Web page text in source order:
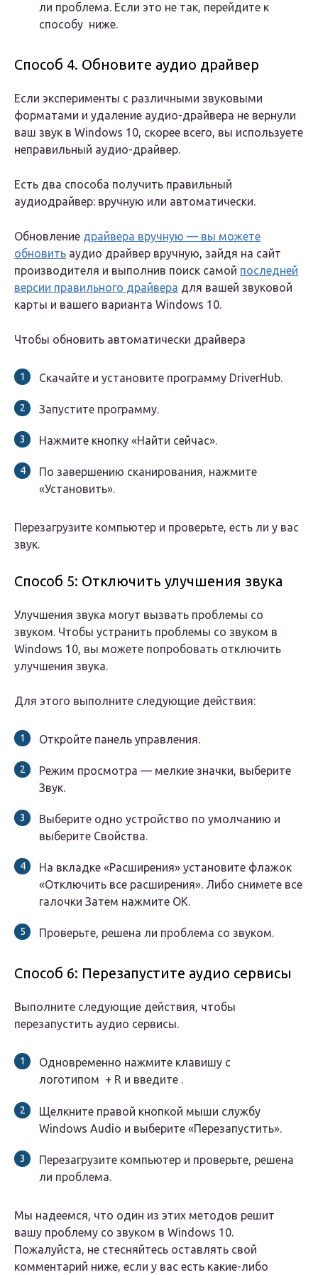
ли проблема. Если это не так, перейдите к
способу ниже.
Способ 4. Обновите аудио драйвер
Если эксперименты с различными звуковыми
форматами и удаление аудио-драйвера не вернули
ваш звук в Windows 10, скорее всего, вы используете
неправильный аудио-драйвер.
Есть два способа получить правильный
аудиодрайвер: вручную или автоматически.
Обновление драйвера вручную — вы можете
обновить аудио драйвер вручную, зайдя на сайт
производителя и выполнив поиск самой последней
версии правильного драйвера для вашей звуковой
карты и вашего варианта Windows 10.
Чтобы обновить автоматически драйвера
Скачайте и установите программу DriverHub.
Запустите программу.
Нажмите кнопку «Найти сейчас».
По завершению сканирования, нажмите
«Установить».
Перезагрузите компьютер и проверьте, есть ли у вас
звук.
Способ 5: Отключить улучшения звука
Улучшения звука могут вызвать проблемы со
звуком. Чтобы устранить проблемы со звуком в
Windows 10, вы можете попробовать отключить
улучшения звука.
Для этого выполните следующие действия:
Откройте панель управления.
Режим просмотра — мелкие значки, выберите
Звук.
Выберите одно устройство по умолчанию и
выберите Свойства.
На вкладке «Расширения» установите флажок
«Отключить все расширения». Либо снимете все
галочки Затем нажмите ОК.
Проверьте, решена ли проблема со звуком.
Способ 6: Перезапустите аудио сервисы
Выполните следующие действия, чтобы
перезапустить аудио сервисы.
Одновременно нажмите клавишу с
логотипом + R и введите .
Щелкните правой кнопкой мыши службу
Windows Audio и выберите «Перезапустить».
Перезагрузите компьютер и проверьте, решена
ли проблема.
Мы надеемся, что один из этих методов решит
вашу проблему со звуком в Windows 10.
Пожалуйста, не стесняйтесь оставлять свой
комментарий ниже, если у вас есть какие-либо